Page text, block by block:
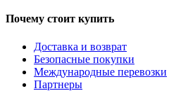
Почему стоит купить
Доставка и возврат
Безопасные покупки
Международные перевозки
Партнеры